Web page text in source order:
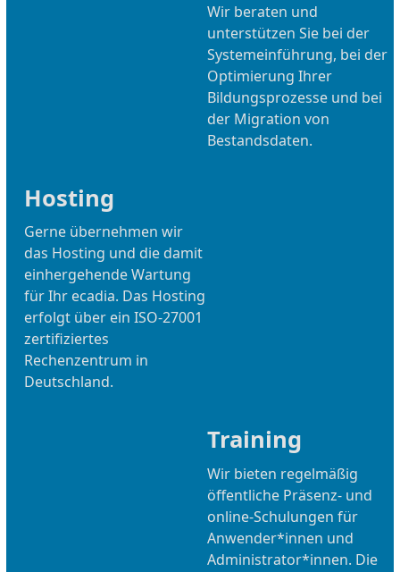
Wir beraten und
unterstützen Sie bei der
Systemeinführung, bei der
Optimierung Ihrer
Bildungsprozesse und bei
der Migration von
Bestandsdaten.
Hosting
Gerne übernehmen wir
das Hosting und die damit
einhergehende Wartung
für Ihr ecadia. Das Hosting
erfolgt über ein ISO-27001
zertifiziertes
Rechenzentrum in
Deutschland.
Training
Wir bieten regelmäßig
öffentliche Präsenz- und
online-Schulungen für
Anwender*innen und
Administrator*innen. Die